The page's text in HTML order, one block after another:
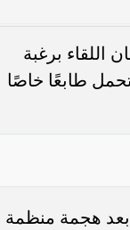
اللقاء برغبة
طابعًا خاصًا
في الدقيقة 15 من عمر اللقاء بعد هجمة منظمة